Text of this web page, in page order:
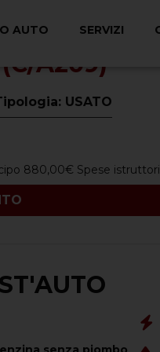
AUTO SERVIZI
(C/A209)
USATO
880,00€ Spese